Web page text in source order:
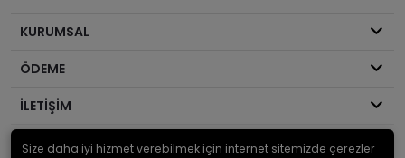
KURUMSAL
ÖDEME
İLETİŞİM
© 2026Mekanik Sepeti. Bir Serdaroğlu A.Ş markasıdır ve tüm hakları
Size daha iyi hizmet verebilmek için internet sitemizde çerezler